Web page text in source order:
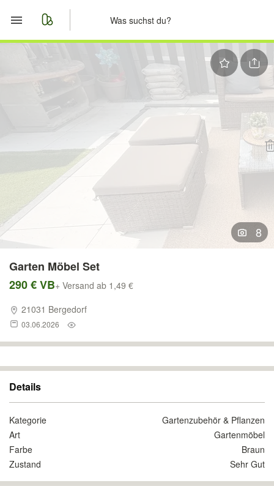
Merkliste
Anzeige aufgeben
8
Garten Möbel Set
290 € VB+ Versand ab 1,49 €
21031 Bergedorf
03.06.2026
Details
Kategorie
Gartenzubehör & Pflanzen
Art
Gartenmöbel
Farbe
Braun
Zustand
Sehr Gut